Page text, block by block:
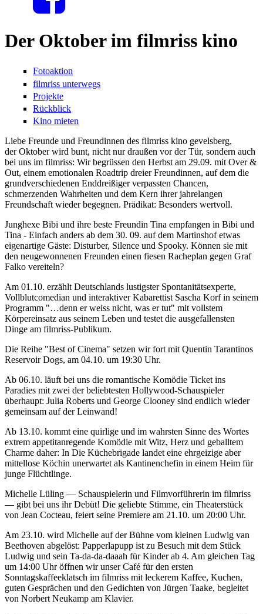
Der Oktober im filmriss kino
Fotoaktion
filmriss unterwegs
Projekte
Rückblick
Kino mieten
Liebe Freunde und Freundinnen des filmriss kino gevelsberg,
der Oktober wird bunt, nicht nur draußen vor der Tür, sondern auch
bei uns im filmriss: Wir begrüssen den Herbst am 29.09. mit Over &
Out, einem emotionalen Roadtrip dreier Freundinnen, auf dem die
grundverschiedenen Enddreißiger verpassten Chancen,
schmerzenden Wahrheiten und dem Kern ihrer jahrelangen
Freundschaft wieder begegnen. Prädikat: Besonders wertvoll.
Junghexe Bibi und ihre beste Freundin Tina empfangen in Bibi und
Tina - Einfach anders ab dem 30. 09. auf dem Martinshof etwas
eigenartige Gäste: Disturber, Silence und Spooky. Können sie mit
den neugewonnenen Freunden einen fiesen Racheplan gegen Graf
Falko vereiteln?
Am 01.10. erzählt Deutschlands lustigster Spontanitätsexperte,
Vollblutcomedian und interaktiver Kabarettist Sascha Korf in seinem
Programm "…denn er weiss nicht, was er tut" mit vollstem
Körpereinsatz aus seinem Leben und testet die ausgefallensten
Dinge am filmriss-Publikum.
Die Reihe "Best of Cinema" setzen wir fort mit Quentin Tarantinos
Reservoir Dogs, am 04.10. um 19:30 Uhr.
Ab 06.10. läuft bei uns die romantische Komödie Ticket ins
Paradies mit zwei der beliebtesten Hollywood-Schauspieler
überhaupt: Julia Roberts und George Clooney sind endlich wieder
gemeinsam auf der Leinwand!
Ab 13.10. kommt eine quirlige und im wahrsten Sinne des Wortes
extrem appetitanregende Komödie mit Witz, Herz und geballtem
Charme daher: In Die Küchebrigade landet eine ehrgeizige aber
mittellose Köchin unerwartet als Kantinenchefin in einem Heim für
junge Flüchtlinge.
Michelle Lüling — Schauspielerin und Filmvorführerin im filmriss
— gibt bei uns ihr Debüt! Die geliebte Stimme, ein Theaterstück
von Jean Cocteau, feiert seine Premiere am 21.10. um 20:00 Uhr.
Am 23.10. wird Michelle auf der Bühne vom kleinen Ludwig van
Beethoven abgelöst: Papperlapupp ist zu Besuch mit dem Stück
Ludwig und sein Ta-da-da-daaah für Kinder ab 4. Am gleichen Tag
um 14:00 Uhr öffnen wir unser Café für den ersten
Sonntagskaffeeklatsch im filmriss mit leckerem Kaffee, Kuchen,
guten Gesprächen und den Gedichten von Jürgen Taake, begleitet
von Norbert Neukamp am Klavier.